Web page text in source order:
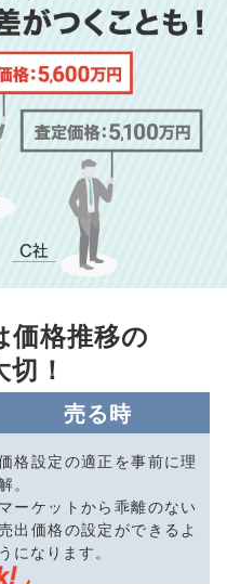
価格推移の
！
売る時
格設定の適正を事前に理
。
マーケットから乖離のない
出価格の設定ができるよ
うになります。